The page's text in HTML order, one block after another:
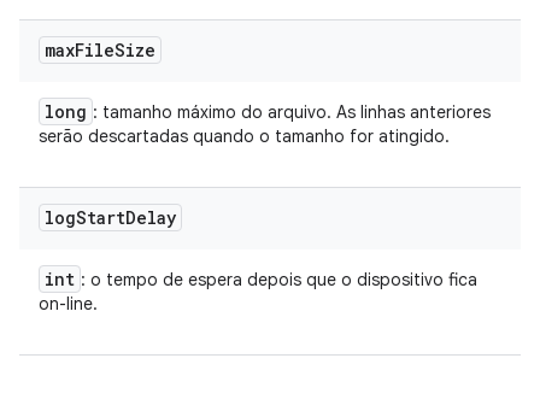
maxFileSize
long : tamanho máximo do arquivo. As linhas anteriores
serão descartadas quando o tamanho for atingido.
logStartDelay
int : o tempo de espera depois que o dispositivo fica
on-line.